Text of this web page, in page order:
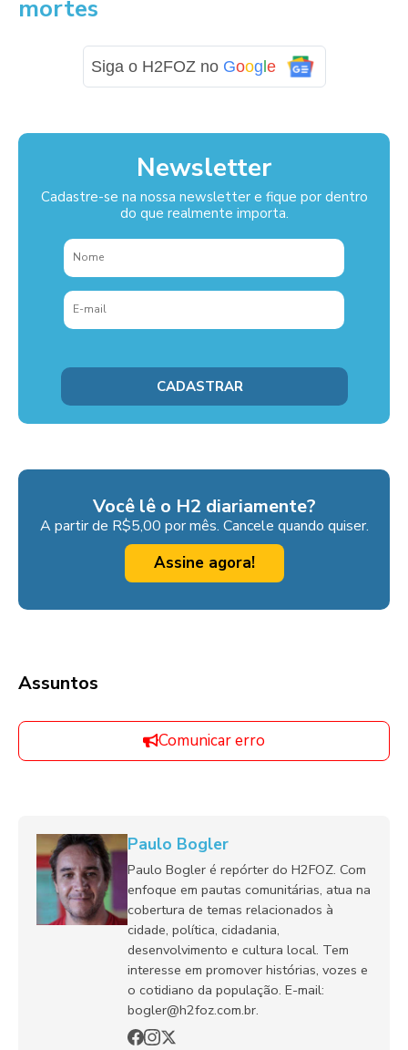
mortes
Siga o H2FOZ no Goog e
Newsletter
Cadastre-se na nossa newsletter e fique por dentro
do que realmente importa.
Você lê o H2 diariamente?
A partir de R$5,00 por mês. Cancele quando quiser.
Assine agora!
Assuntos
Comunicar erro
Paulo Bogler
Paulo Bogler é repórter do H2FOZ. Com
enfoque em pautas comunitárias, atua na
cobertura de temas relacionados à
cidade, política, cidadania,
desenvolvimento e cultura local. Tem
interesse em promover histórias, vozes e
o cotidiano da população. E-mail:
bogler@h2foz.com.br.